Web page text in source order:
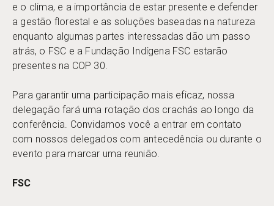
e o clima, e a importância de estar presente e defender
a gestão florestal e as soluções baseadas na natureza
enquanto algumas partes interessadas dão um passo
atrás, o FSC e a Fundação Indígena FSC estarão
presentes na COP 30.
Para garantir uma participação mais eficaz, nossa
delegação fará uma rotação dos crachás ao longo da
conferência. Convidamos você a entrar em contato
com nossos delegados com antecedência ou durante o
evento para marcar uma reunião.
FSC